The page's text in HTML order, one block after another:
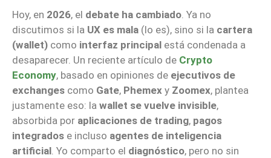
Hoy, en 2026, el debate ha cambiado. Ya no
discutimos si la UX es mala (lo es), sino si la cartera
(wallet) como interfaz principal está condenada a
desaparecer. Un reciente artículo de Crypto
Economy, basado en opiniones de ejecutivos de
exchanges como Gate, Phemex y Zoomex, plantea
justamente eso: la wallet se vuelve invisible,
absorbida por aplicaciones de trading, pagos
integrados e incluso agentes de inteligencia
artificial. Yo comparto el diagnóstico, pero no sin